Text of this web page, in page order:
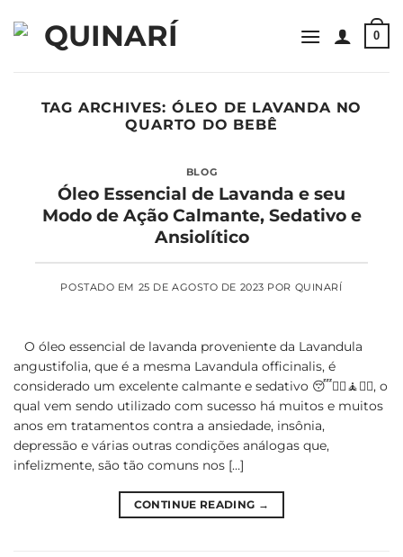
to
0
TAG ARCHIVES: ÓLEO DE LAVANDA NO
QUARTO DO BEBÊ
BLOG
Óleo Essencial de Lavanda e seu
Modo de Ação Calmante, Sedativo e
Ansiolítico
POSTADO EM 25 DE AGOSTO DE 2023 POR QUINARÍ
O óleo essencial de lavanda proveniente da Lavandula
angustifolia, que é a mesma Lavandula officinalis, é
considerado um excelente calmante e sedativo 😴🧘‍♀🧘🧘‍♂, o
qual vem sendo utilizado com sucesso há muitos e muitos
anos em tratamentos contra a ansiedade, insônia,
depressão e várias outras condições análogas que,
infelizmente, são tão comuns nos […]
CONTINUE READING →